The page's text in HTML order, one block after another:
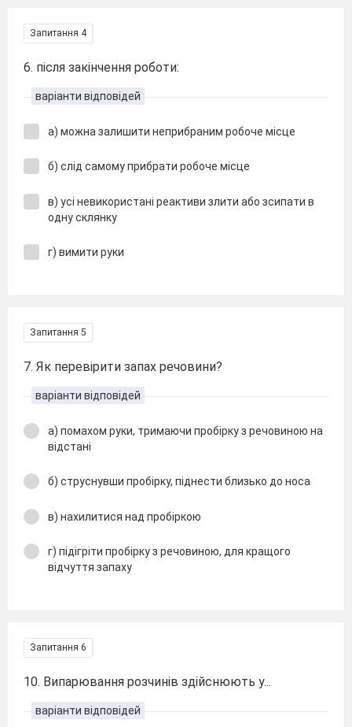
Запитання 4
6. після закінчення роботи:
варіанти відповідей
а) можна залишити неприбраним робоче місце
б) слід самому прибрати робоче місце
в) усі невикористані реактиви злити або зсипати в
одну склянку
г) вимити руки
Запитання 5
7. Як перевірити запах речовини?
варіанти відповідей
а) помахом руки, тримаючи пробірку з речовиною на
відстані
б) струснувши пробірку, піднести близько до носа
в) нахилитися над пробіркою
г) підігріти пробірку з речовиною, для кращого
відчуття запаху
Запитання 6
10. Випарювання розчинів здійснюють у...
варіанти відповідей